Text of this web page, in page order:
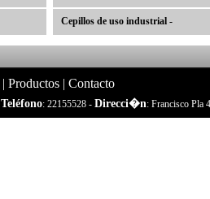
Cepillos de uso industrial -
| Productos | Contacto
Teléfono: 22155528 - Direcci�n: Francisco Pla